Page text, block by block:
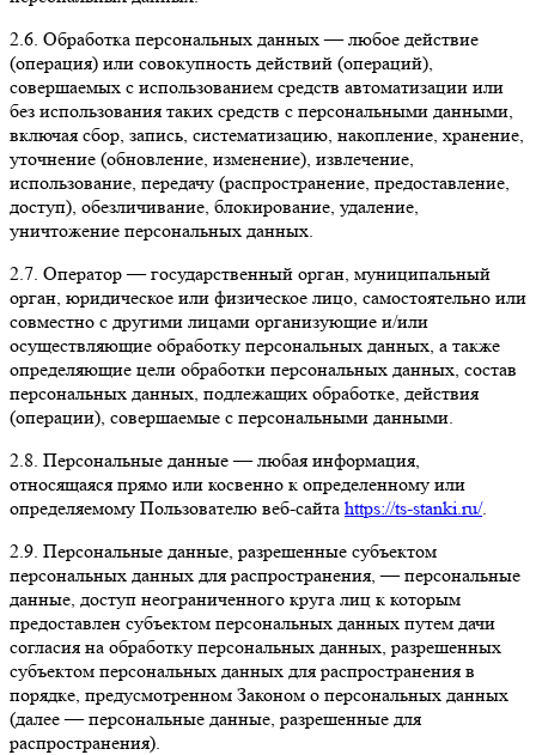
2.6. Обработка персональных данных — любое действие
(операция) или совокупность действий (операций),
совершаемых с использованием средств автоматизации или
без использования таких средств с персональными данными,
включая сбор, запись, систематизацию, накопление, хранение,
уточнение (обновление, изменение), извлечение,
использование, передачу (распространение, предоставление,
доступ), обезличивание, блокирование, удаление,
уничтожение персональных данных.
2.7. Оператор — государственный орган, муниципальный
орган, юридическое или физическое лицо, самостоятельно или
совместно с другими лицами организующие и/или
осуществляющие обработку персональных данных, а также
определяющие цели обработки персональных данных, состав
персональных данных, подлежащих обработке, действия
(операции), совершаемые с персональными данными.
2.8. Персональные данные — любая информация,
относящаяся прямо или косвенно к определенному или
определяемому Пользователю веб-сайта https://ts-stanki.ru/.
2.9. Персональные данные, разрешенные субъектом
персональных данных для распространения, — персональные
данные, доступ неограниченного круга лиц к которым
предоставлен субъектом персональных данных путем дачи
согласия на обработку персональных данных, разрешенных
субъектом персональных данных для распространения в
порядке, предусмотренном Законом о персональных данных
(далее — персональные данные, разрешенные для
распространения).